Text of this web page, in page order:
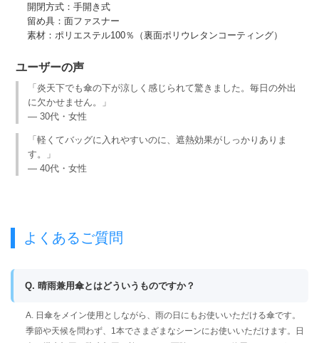
開閉方式：手開き式
留め具：面ファスナー
素材：ポリエステル100％（裏面ポリウレタンコーティング）
ユーザーの声
「炎天下でも傘の下が涼しく感じられて驚きました。毎日の外出
に欠かせません。」
— 30代・女性
「軽くてバッグに入れやすいのに、遮熱効果がしっかりありま
す。」
— 40代・女性
よくあるご質問
Q. 晴雨兼用傘とはどういうものですか？
A. 日傘をメイン使用としながら、雨の日にもお使いいただける傘です。
季節や天候を問わず、1本でさまざまなシーンにお使いいただけます。日